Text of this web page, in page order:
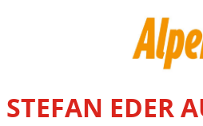
STEFAN EDER